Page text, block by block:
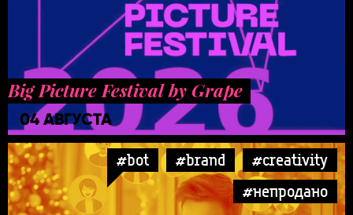
Big Picture Festival by Grape
04 АВГУСТА
#bot #brand
#creativity
#непродано